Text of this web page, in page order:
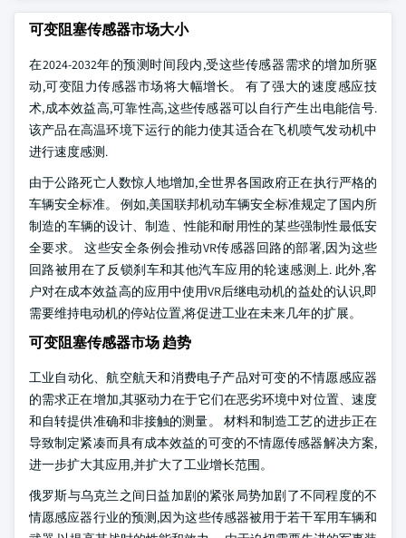
可变阻塞传感器市场大小
在2024-2032年的预测时间段内,受这些传感器需求的增加所驱
动,可变阻力传感器市场将大幅增长。 有了强大的速度感应技
术,成本效益高,可靠性高,这些传感器可以自行产生出电能信号.
该产品在高温环境下运行的能力使其适合在飞机喷气发动机中
进行速度感测.
由于公路死亡人数惊人地增加,全世界各国政府正在执行严格的
车辆安全标准。 例如,美国联邦机动车辆安全标准规定了国内所
制造的车辆的设计、制造、性能和耐用性的某些强制性最低安
全要求。 这些安全条例会推动VR传感器回路的部署,因为这些
回路被用在了反锁刹车和其他汽车应用的轮速感测上. 此外,客
户对在成本效益高的应用中使用VR后继电动机的益处的认识,即
需要维持电动机的停站位置,将促进工业在未来几年的扩展。
可变阻塞传感器市场 趋势
工业自动化、航空航天和消费电子产品对可变的不情愿感应器
的需求正在增加,其驱动力在于它们在恶劣环境中对位置、速度
和自转提供准确和非接触的测量。 材料和制造工艺的进步正在
导致制定紧凑而具有成本效益的可变的不情愿传感器解决方案,
进一步扩大其应用,并扩大了工业增长范围。
俄罗斯与乌克兰之间日益加剧的紧张局势加剧了不同程度的不
情愿感应器行业的预测,因为这些传感器被用于若干军用车辆和